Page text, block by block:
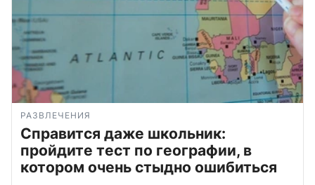
РАЗВЛЕЧЕНИЯ
Справится даже школьник:
пройдите тест по географии, в
котором очень стыдно ошибиться